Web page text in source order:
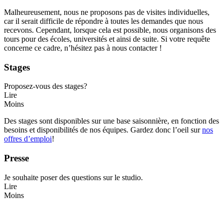
Malheureusement, nous ne proposons pas de visites individuelles,
car il serait difficile de répondre à toutes les demandes que nous
recevons. Cependant, lorsque cela est possible, nous organisons des
tours pour des écoles, universités et ainsi de suite. Si votre requête
concerne ce cadre, n’hésitez pas à nous contacter !
Stages
Proposez-vous des stages?
Lire
Moins
Des stages sont disponibles sur une base saisonnière, en fonction des
besoins et disponibilités de nos équipes. Gardez donc l’oeil surnos
offres d’emploi!
Presse
Je souhaite poser des questions sur le studio.
Lire
Moins